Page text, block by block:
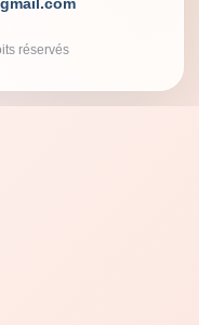
réservés